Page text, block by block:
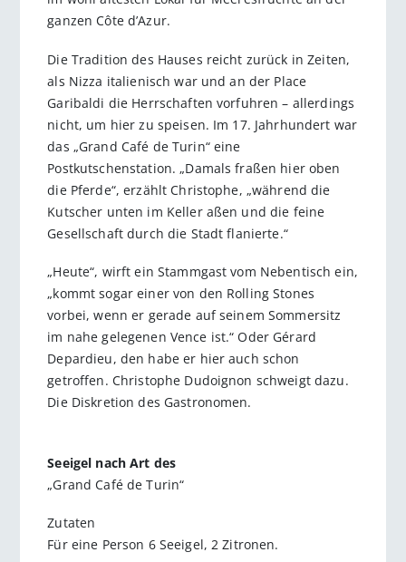
ganzen Côte d’Azur.
Die Tradition des Hauses reicht zurück in Zeiten,
als Nizza italienisch war und an der Place
Garibaldi die Herrschaften vorfuhren – allerdings
nicht, um hier zu speisen. Im 17. Jahrhundert war
das „Grand Café de Turin“ eine
Postkutschenstation. „Damals fraßen hier oben
die Pferde“, erzählt Christophe, „während die
Kutscher unten im Keller aßen und die feine
Gesellschaft durch die Stadt flanierte.“
„Heute“, wirft ein Stammgast vom Nebentisch ein,
„kommt sogar einer von den Rolling Stones
vorbei, wenn er gerade auf seinem Sommersitz
im nahe gelegenen Vence ist.“ Oder Gérard
Depardieu, den habe er hier auch schon
getroffen. Christophe Dudoignon schweigt dazu.
Die Diskretion des Gastronomen.
Seeigel nach Art des
„Grand Café de Turin“
Zutaten
Für eine Person 6 Seeigel, 2 Zitronen.